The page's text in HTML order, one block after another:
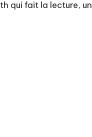
qui fait la lecture,